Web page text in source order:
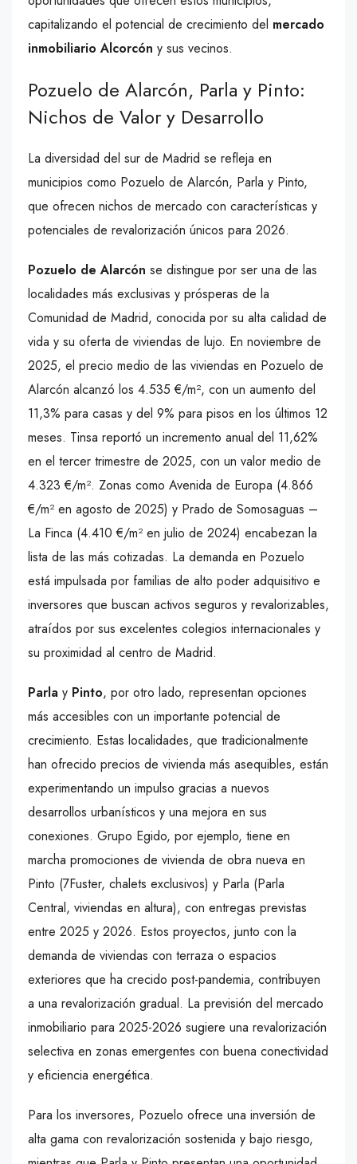
capitalizando el potencial de crecimiento del mercado
inmobiliario Alcorcón y sus vecinos.
Pozuelo de Alarcón, Parla y Pinto:
Nichos de Valor y Desarrollo
La diversidad del sur de Madrid se refleja en
municipios como Pozuelo de Alarcón, Parla y Pinto,
que ofrecen nichos de mercado con características y
potenciales de revalorización únicos para 2026.
Pozuelo de Alarcón se distingue por ser una de las
localidades más exclusivas y prósperas de la
Comunidad de Madrid, conocida por su alta calidad de
vida y su oferta de viviendas de lujo. En noviembre de
2025, el precio medio de las viviendas en Pozuelo de
Alarcón alcanzó los 4.535 €/m², con un aumento del
11,3% para casas y del 9% para pisos en los últimos 12
meses. Tinsa reportó un incremento anual del 11,62%
en el tercer trimestre de 2025, con un valor medio de
4.323 €/m². Zonas como Avenida de Europa (4.866
€/m² en agosto de 2025) y Prado de Somosaguas –
La Finca (4.410 €/m² en julio de 2024) encabezan la
lista de las más cotizadas. La demanda en Pozuelo
está impulsada por familias de alto poder adquisitivo e
inversores que buscan activos seguros y revalorizables,
atraídos por sus excelentes colegios internacionales y
su proximidad al centro de Madrid.
Parla y Pinto, por otro lado, representan opciones
más accesibles con un importante potencial de
crecimiento. Estas localidades, que tradicionalmente
han ofrecido precios de vivienda más asequibles, están
experimentando un impulso gracias a nuevos
desarrollos urbanísticos y una mejora en sus
conexiones. Grupo Egido, por ejemplo, tiene en
marcha promociones de vivienda de obra nueva en
Pinto (7Fuster, chalets exclusivos) y Parla (Parla
Central, viviendas en altura), con entregas previstas
entre 2025 y 2026. Estos proyectos, junto con la
demanda de viviendas con terraza o espacios
exteriores que ha crecido post-pandemia, contribuyen
a una revalorización gradual. La previsión del mercado
inmobiliario para 2025-2026 sugiere una revalorización
selectiva en zonas emergentes con buena conectividad
y eficiencia energética.
Para los inversores, Pozuelo ofrece una inversión de
alta gama con revalorización sostenida y bajo riesgo,